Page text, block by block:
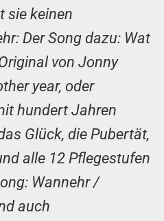
sie keinen
Der Song dazu: Wat
von Jonny
year, oder
hundert Jahren
Glück, die Pubertät,
alle 12 Pflegestufen
Wannehr /
auch